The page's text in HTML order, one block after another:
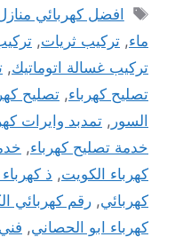
الوسوم
افضل كهربائي
ماء, تركيب ثريات,
تركيب غسالة اتوماتيك,
تصليح كهرباء, تصليح
السور , تمدبد وايرات
خدمة تصليح كهرباء,
كهرباء الكويت, ذ
كهربائي, رقم كهربائي
كهرباء ابو الحصاني,